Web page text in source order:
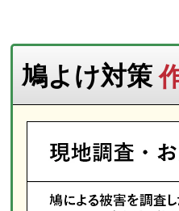
鳩よけ対策